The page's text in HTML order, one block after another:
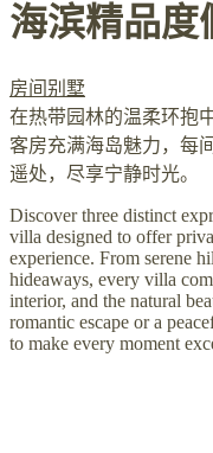
海滨精品度
房间 别墅
在热带园林的温柔环抱
客房充满海岛魅力，每
遥处，尽享宁静时光。
Discover three distinct
villa designed to offer
experience. From serene
hideaways, every villa
interior, and the natural
romantic escape or a
to make every moment